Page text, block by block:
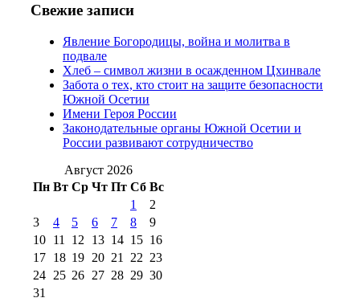
июля 2017 г
2012 г
(15)
№97 30 июля 2015 г
(15)№98 1 августа 2015 г
августа 2016 г(10)№98 5 июля 2014 г(10)
№98 8 августа 2013 г
августа 2012 г(14) №98+99 11 июля
2017 г(9)
№99 4 августа
2016 г(12) №99 8 июля 2014 г
августа 2012 г(11)
августа 2013 г
(12)
Свежие записи
Явление Богородицы, война и молитва в
подвале
Хлеб – символ жизни в осажденном Цхинвале
Забота о тех, кто стоит на защите безопасности
Южной Осетии
Имени Героя России
Законодательные органы Южной Осетии и
России развивают сотрудничество
Август 2026
Пн Вт Ср Чт Пт Сб Вс
1
2
3
4 5 6 7 8
9
10 11 12 13 14 15 16
17 18 19 20 21 22 23
24 25 26 27 28 29 30
31